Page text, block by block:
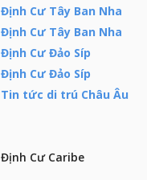
Định Cư Tây Ban Nha
Định Cư Tây Ban Nha
Định Cư Đảo Síp
Định Cư Đảo Síp
Tin tức di trú Châu Âu
Định Cư Caribe